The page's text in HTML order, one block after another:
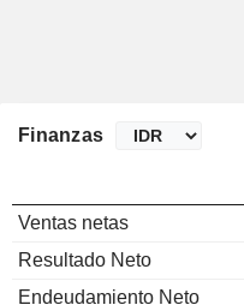
Finanzas
Ventas netas
Resultado Neto
Endeudamiento Neto